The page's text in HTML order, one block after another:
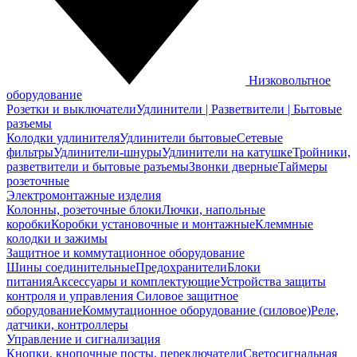
Низковольтное
оборудование
Розетки и выключателиУдлинители | Разветвители | Бытовые
разъемы
Колодки удлинителяУдлинители бытовыеСетевые
фильтрыУдлинители-шнурыУдлинители на катушкеТройники,
разветвители и бытовые разъемыЗвонки дверныеТаймеры
розеточные
Электромонтажные изделия
Колонны, розеточные блокиЛючки, напольные
коробкиКоробки установочные и монтажныеКлеммные
колодки и зажимы
Защитное и коммутационное оборудование
Шины соединительныеПредохранителиБлоки
питанияАксессуары и комплектующиеУстройства защиты
контроля и управления Силовое защитное
оборудованиеКоммутационное оборудование (силовое)Реле,
датчики, контроллеры
Управление и сигнализация
Кнопки, кнопочные посты, переключателиСветосигнальная